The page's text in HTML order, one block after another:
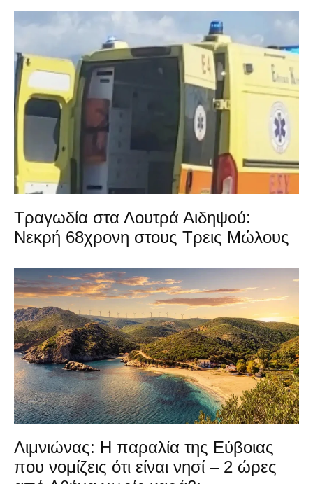
Τραγωδία στα Λουτρά Αιδηψού:
Νεκρή 68χρονη στους Τρεις Μώλους
Λιμνιώνας: Η παραλία της Εύβοιας
που νομίζεις ότι είναι νησί – 2 ώρες